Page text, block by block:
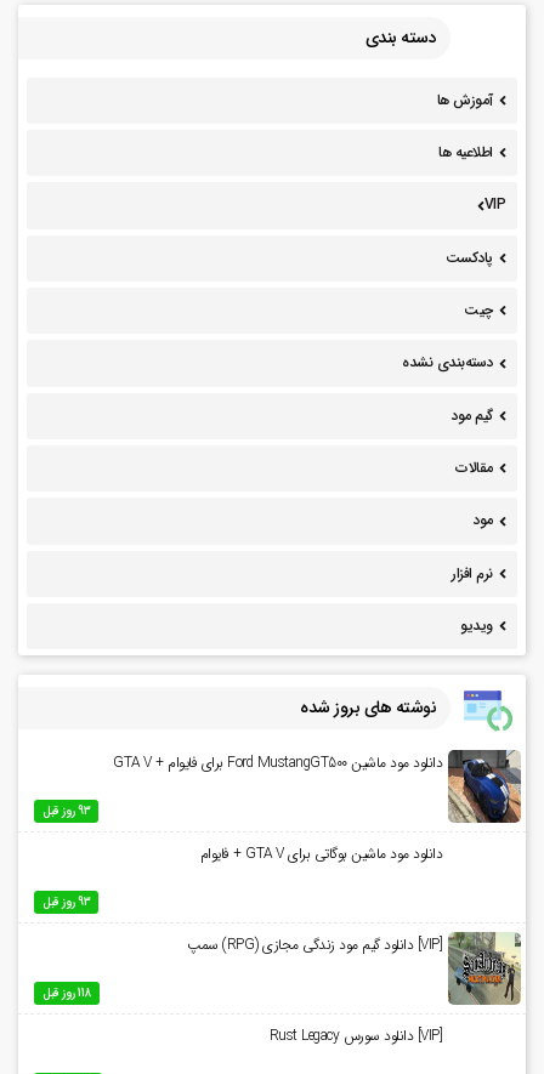
دسته بندی
آموزش ها
اطلاعیه ها
VIP
پادکست
چیت
دسته‌بندی نشده
گیم مود
مقالات
مود
نرم افزار
ویدیو
نوشته های بروز شده
دانلود مود ماشین Ford MustangGT500 برای فایوام + GTA V
93 روز قبل
دانلود مود ماشین بوگاتی برای GTA V + فایوام
93 روز قبل
[VIP] دانلود گیم مود زندگی مجازی (RPG) سمپ
118 روز قبل
[VIP] دانلود سورس Rust Legacy